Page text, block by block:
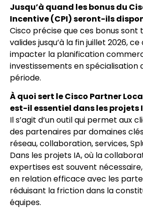
Jusqu’à quand les bonus du
Incentive (CPI) seront-ils
Cisco précise que ces bonus sont
valides jusqu’à la fin juillet 2026,
impacter la planification
investissements en
période.
À quoi sert le Cisco Partner
est-il essentiel dans les projets
Il s’agit d’un outil qui permet aux
des partenaires par domaines
réseau, collaboration, services,
Dans les projets IA, où la
expertises est souvent
en relation efficace avec les
réduisant la friction dans la
équipes.